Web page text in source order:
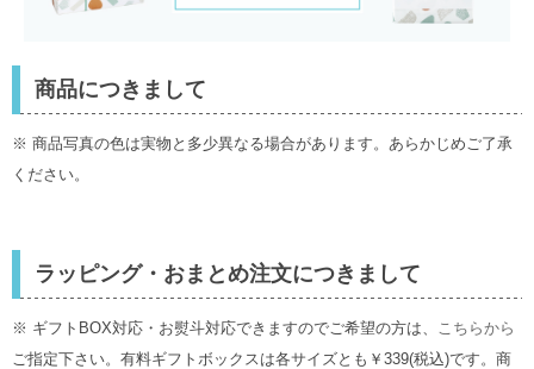
商品につきまして
※ 商品写真の色は実物と多少異なる場合があります。あらかじめご了承
ください。
ラッピング・おまとめ注文につきまして
※ ギフトBOX対応・お熨斗対応できますのでご希望の方は、
こちらから
ご指定下さい。有料ギフトボックスは各サイズとも￥339(税込)です。商